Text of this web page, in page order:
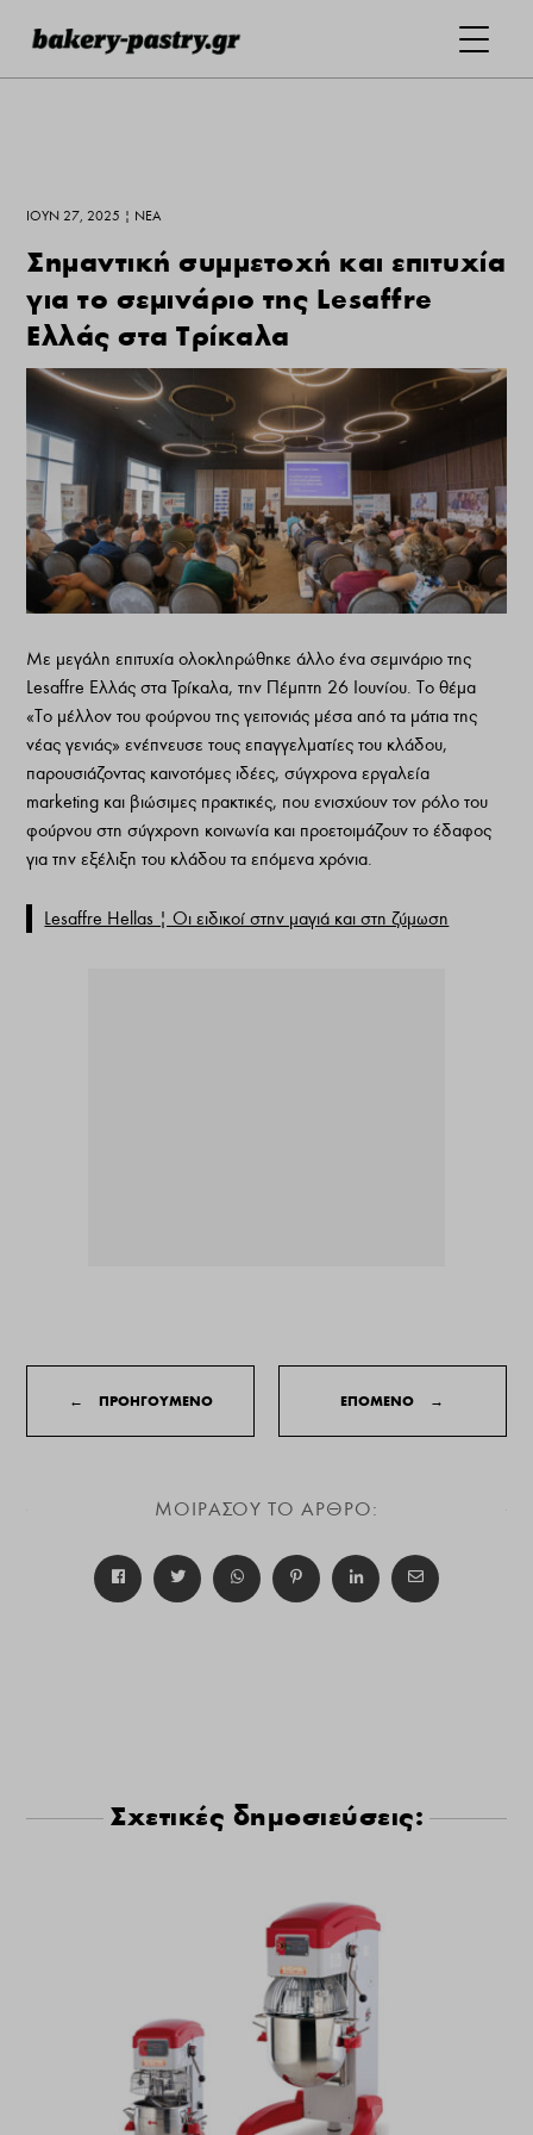
ΙΟΎΝ 27, 2025 | ΝΕΑ
Σημαντική συμμετοχή και επιτυχία
για το σεμινάριο της Lesaffre
Ελλάς στα Τρίκαλα
Με μεγάλη επιτυχία ολοκληρώθηκε άλλο ένα σεμινάριο της
Lesaffre Ελλάς στα Τρίκαλα, την Πέμπτη 26 Ιουνίου. Το θέμα
«Το μέλλον του φούρνου της γειτονιάς μέσα από τα μάτια της
νέας γενιάς» ενέπνευσε τους επαγγελματίες του κλάδου,
παρουσιάζοντας καινοτόμες ιδέες, σύγχρονα εργαλεία
marketing και βιώσιμες πρακτικές, που ενισχύουν τον ρόλο του
φούρνου στη σύγχρονη κοινωνία και προετοιμάζουν το έδαφος
για την εξέλιξη του κλάδου τα επόμενα χρόνια.
Lesaffre Hellas | Οι ειδικοί στην μαγιά και στη ζύμωση
← ΠΡΟΗΓΟΥΜΕΝΟ ΕΠΟΜΕΝΟ →
ΜΟΙΡΑΣΟΥ ΤΟ ΑΡΘΡΟ:
Σχετικές δημοσιεύσεις: